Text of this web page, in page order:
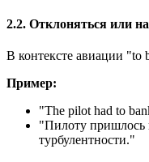
2.2. Отклоняться или
В контексте авиации "to
Пример:
"The pilot had to
"Пилоту пришлось
турбулентности."